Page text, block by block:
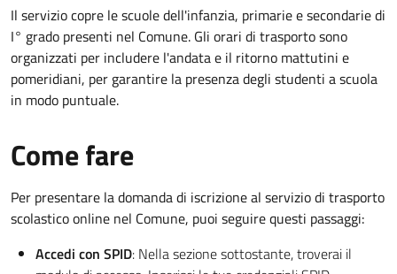
Il servizio copre le scuole dell'infanzia, primarie e secondarie di
I° grado presenti nel Comune. Gli orari di trasporto sono
organizzati per includere l'andata e il ritorno mattutini e
pomeridiani, per garantire la presenza degli studenti a scuola
in modo puntuale.
Come fare
Per presentare la domanda di iscrizione al servizio di trasporto
scolastico online nel Comune, puoi seguire questi passaggi:
Accedi con SPID: Nella sezione sottostante, troverai il